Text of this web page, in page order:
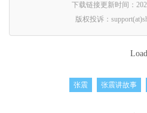
下载链接更新时间：
版权投诉：
张震 张震讲故事